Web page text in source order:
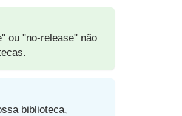
ou "no-release" não
biblioteca,